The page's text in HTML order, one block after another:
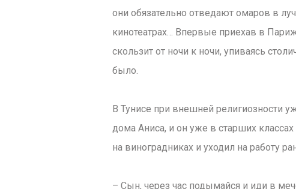
они обязательно отведают омаров в
кинотеатрах… Впервые приехав в
скользит от ночи к ночи, упиваясь
было.
В Тунисе при внешней религиозности
дома Аниса, и он уже в старших
на виноградниках и уходил на работу
– Сын, через час подымайся и иди в